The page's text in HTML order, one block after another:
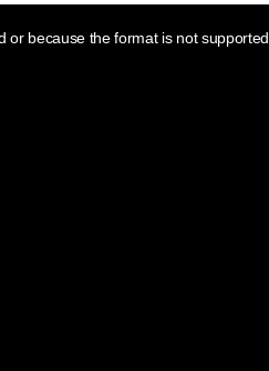
because the format is not supported.